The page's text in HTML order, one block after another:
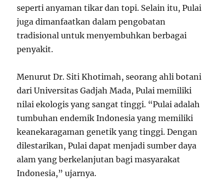
seperti anyaman tikar dan topi. Selain itu, Pulai
juga dimanfaatkan dalam pengobatan
tradisional untuk menyembuhkan berbagai
penyakit.
Menurut Dr. Siti Khotimah, seorang ahli botani
dari Universitas Gadjah Mada, Pulai memiliki
nilai ekologis yang sangat tinggi. “Pulai adalah
tumbuhan endemik Indonesia yang memiliki
keanekaragaman genetik yang tinggi. Dengan
dilestarikan, Pulai dapat menjadi sumber daya
alam yang berkelanjutan bagi masyarakat
Indonesia,” ujarnya.